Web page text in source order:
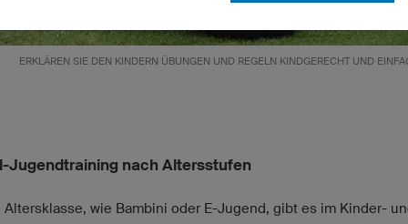
ERKLÄREN SIE DEN KINDERN ÜBUNGEN UND REGELN KINDGERECHT UND
Jugendtraining nach Altersstufen
Altersklasse, wie Bambini oder E-Jugend, gibt es im Kinder-